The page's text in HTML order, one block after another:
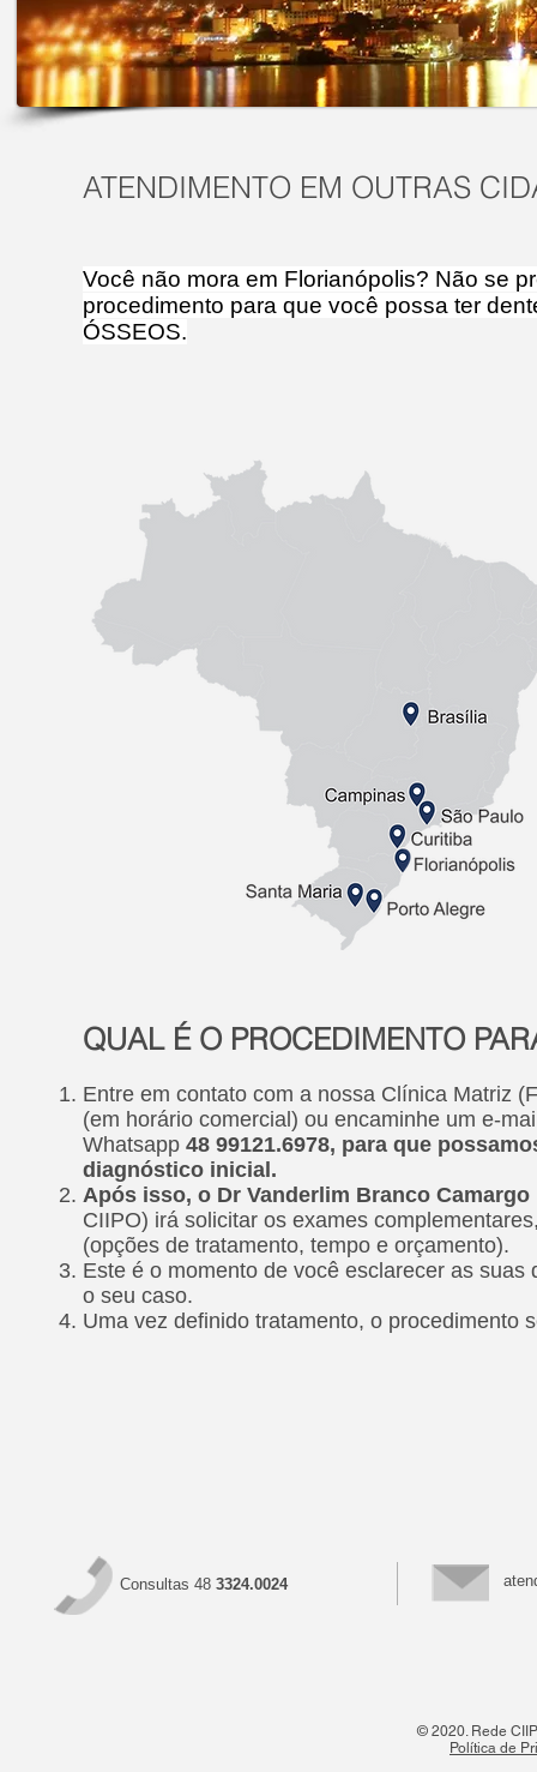
ATENDIMENTO EM OUTRAS
Você não mora em Florianópolis? Não se
procedimento para que você possa ter
ÓSSEOS.
QUAL É O PROCEDIMENTO
Entre em contato com a nossa Clínica Matriz
(em horário comercial) ou encaminhe um e-
Whatsapp 48 99121.6978, para que
diagnóstico inicial.
Após isso, o Dr Vanderlim Branco Camargo
CIIPO) irá solicitar os exames
(opções de tratamento, tempo e orçamento).
Este é o momento de você esclarecer as
o seu caso.
Uma vez definido tratamento, o
Consultas 48 3324.0024
© 2020. Rede
Política de